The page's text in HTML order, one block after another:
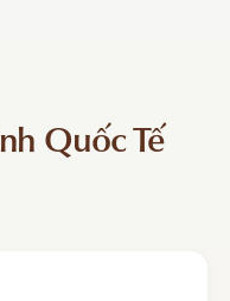
Quốc Tế